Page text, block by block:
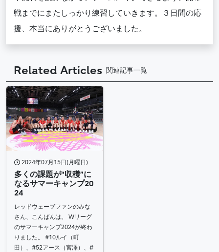
戦までにまたしっかり練習していきます。３日間の応
援、本当にありがとうございました。
Related Articles 関連記事一覧
2024年07月15日(月曜日)
多くの課題が“収穫”に
なるサマーキャンプ20
24
レッドウェーブファンのみな
さん、こんばんは。 Wリーグ
のサマーキャンプ2024が終わ
りました。 #10ルイ（町
田）、#52アース（宮澤）、#